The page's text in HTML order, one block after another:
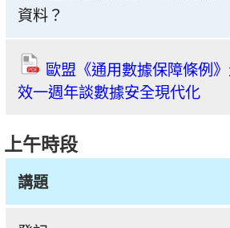
護
靠
你
研
討
會
資料？
歐盟《通用數據保障條例
效一週年談數據安全現代化
上午時段
講題